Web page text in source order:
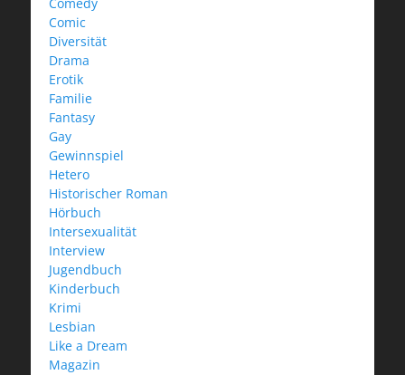
Comic
Diversität
Drama
Erotik
Familie
Fantasy
Gay
Gewinnspiel
Hetero
Historischer Roman
Hörbuch
Intersexualität
Interview
Jugendbuch
Kinderbuch
Krimi
Lesbian
Like a Dream
Magazin